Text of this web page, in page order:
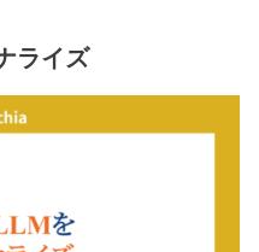
ライズ